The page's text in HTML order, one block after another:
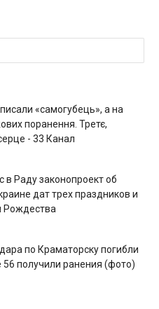
«самогубець», а на
поранення. Третє,
- 33 Канал
в Раду законопроект об
дат трех праздников и
Рождества
по Краматорску погибли
получили ранения (фото)